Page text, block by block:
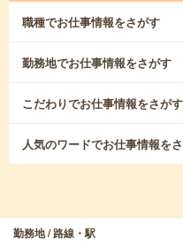
職種でお仕事情報をさがす
勤務地でお仕事情報をさがす
こだわりでお仕事情報をさがす
人気のワードでお仕事情報を
勤務地 / 路線・駅